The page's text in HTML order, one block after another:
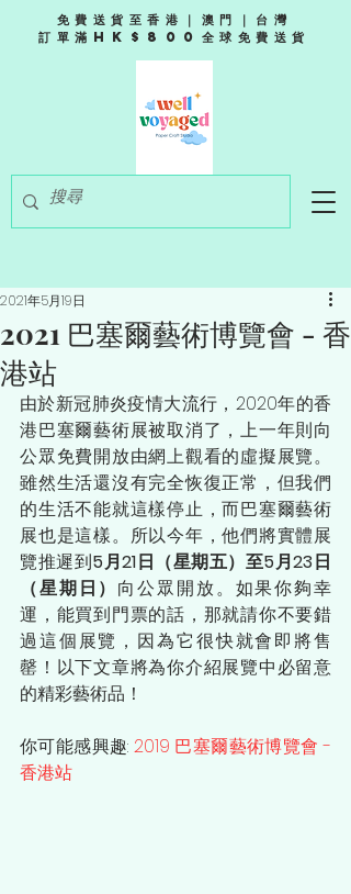
免費送貨至香港｜澳門｜台灣
訂單滿HK$800全球免費送貨
2021 巴塞爾藝術博覽會 - 香
港站
2021年5月19日
由於新冠肺炎疫情大流行，2020年的香
港巴塞爾藝術展被取消了，上一年則向
公眾免費開放由網上觀看的虛擬展覽。
雖然生活還沒有完全恢復正常，但我們
的生活不能就這樣停止，而巴塞爾藝術
展也是這樣。所以今年，他們將實體展
覽推遲到5月21日（星期五）至5月23日
（星期日） 向公眾開放。如果你夠幸
運，能買到門票的話，那就請你不要錯
過這個展覽，因為它很快就會即將售
罄！以下文章將為你介紹展覽中必留意
的精彩藝術品！
你可能感興趣: 2019 巴塞爾藝術博覽會 -
香港站